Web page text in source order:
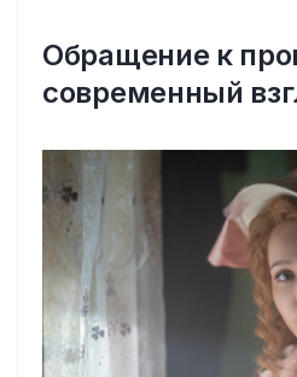
Обращение к
современный